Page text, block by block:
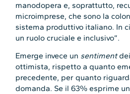
manodopera e, soprattutto,
microimprese, che sono la
sistema produttivo italiano. In
un ruolo cruciale e inclusivo”.
Emerge invece un sentiment
ottimista, rispetto a quanto
precedente, per quanto
domanda. Se il 63% esprime